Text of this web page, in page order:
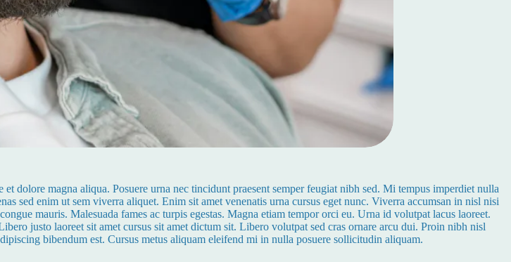
dolore magna aliqua. Posuere urna nec tincidunt praesent semper feugiat nibh sed. Mi tempus imperdiet nulla
sed enim ut sem viverra aliquet. Enim sit amet venenatis urna cursus eget nunc. Viverra accumsan in nisl nisi
mauris. Malesuada fames ac turpis egestas. Magna etiam tempor orci eu. Urna id volutpat lacus laoreet.
justo laoreet sit amet cursus sit amet dictum sit. Libero volutpat sed cras ornare arcu dui. Proin nibh nisl
bibendum est. Cursus metus aliquam eleifend mi in nulla posuere sollicitudin aliquam.